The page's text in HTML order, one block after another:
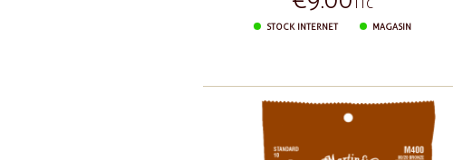
TTC
STOCK INTERNET MAGASIN